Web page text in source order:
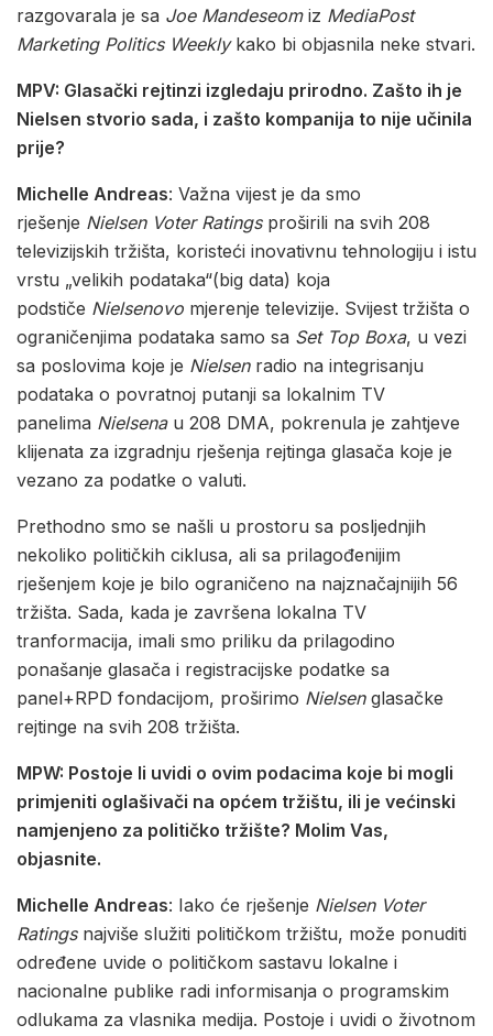
razgovarala je sa Joe Mandeseomiz MediaPost
Marketing Politics Weeklykako bi objasnila neke stvari.
MPV: Glasački rejtinzi izgledaju prirodno. Zašto ih je
Nielsen stvorio sada, i zašto kompanija to nije učinila
prije?
Michelle Andreas: Važna vijest je da smo
rješenje Nielsen Voter Ratingsproširili na svih 208
televizijskih tržišta, koristeći inovativnu tehnologiju i istu
vrstu „velikih podataka“(big data) koja
podstiče Nielsenovo mjerenje televizije. Svijest tržišta o
ograničenjima podataka samo sa Set Top Boxa, u vezi
sa poslovima koje je Nielsen radio na integrisanju
podataka o povratnoj putanji sa lokalnim TV
panelima Nielsenau 208 DMA, pokrenula je zahtjeve
klijenata za izgradnju rješenja rejtinga glasača koje je
vezano za podatke o valuti.
Prethodno smo se našli u prostoru sa posljednjih
nekoliko političkih ciklusa, ali sa prilagođenijim
rješenjem koje je bilo ograničeno na najznačajnijih 56
tržišta. Sada, kada je završena lokalna TV
tranformacija, imali smo priliku da prilagodino
ponašanje glasača i registracijske podatke sa
panel+RPD fondacijom, proširimo Nielsenglasačke
rejtinge na svih 208 tržišta.
MPW: Postoje li uvidi o ovim podacima koje bi mogli
primjeniti oglašivači na općem tržištu, ili je većinski
namjenjeno za političko tržište? Molim Vas,
objasnite.
Michelle Andreas: Iako će rješenje Nielsen Voter
Ratingsnajviše služiti političkom tržištu, može ponuditi
određene uvide o političkom sastavu lokalne i
nacionalne publike radi informisanja o programskim
odlukama za vlasnika medija. Postoje i uvidi o životnom